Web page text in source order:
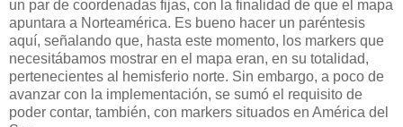
un par de coordenadas fijas, con la finalidad de que el mapa
apuntara a Norteamérica. Es bueno hacer un paréntesis
aquí, señalando que, hasta este momento, los markers que
necesitábamos mostrar en el mapa eran, en su totalidad,
pertenecientes al hemisferio norte. Sin embargo, a poco de
avanzar con la implementación, se sumó el requisito de
poder contar, también, con markers situados en América del